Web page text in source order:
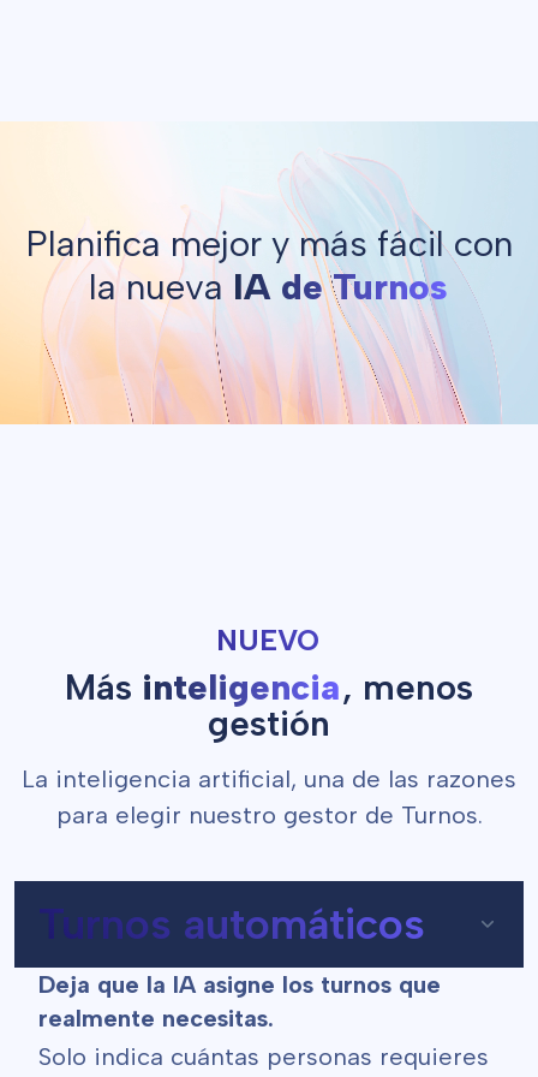
Habla con la IA, sube tus
archivos de Excel ycrea
cuadrantes sin esfuerzo
NUEVO
Más inteligencia, menos
gestión
La inteligencia artificial, una de las razones
para elegir nuestro gestor de Turnos.
Turnos automáticos
Deja que la IA asigne los turnos que
realmente necesitas.
Solo indica cuántas personas requieres